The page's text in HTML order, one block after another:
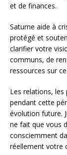
et de finances.
Saturne aide à
protégé et
clarifier votre
communs, de
ressources sur
Les relations,
pendant cette
évolution future.
ne fait que vous
consciemment
réellement votre